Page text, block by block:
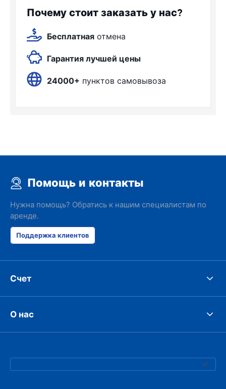
Почему стоит заказать у нас?
Бесплатная отмена
Гарантия лучшей цены
24000+ пунктов самовывоза
Помощь и контакты
Нужна помощь? Обратись к нашим специалистам по
аренде.
Поддержка клиентов
Счет
О нас